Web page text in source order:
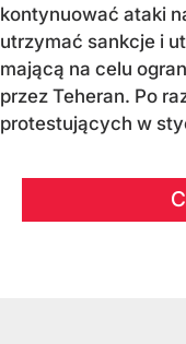
kontynuować ataki
utrzymać sankcje i
mającą na celu
przez Teheran. Po
protestujących w